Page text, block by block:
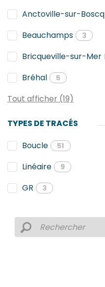
Anctoville-sur-Boscq
Beauchamps 3
Bricqueville-sur-Mer
Bréhal 5
Tout afficher (19)
TYPES DE TRACÉS
Boucle
51
Linéaire 9
GR 3